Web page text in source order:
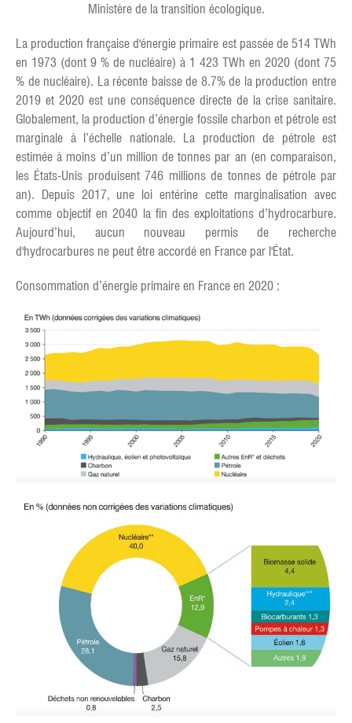
Ministère de la transition écologique.
La production française d'énergie primaire est passée de 514 TWh
en 1973 (dont 9 % de nucléaire) à 1 423 TWh en 2020 (dont 75
% de nucléaire). La récente baisse de 8.7% de la production entre
2019 et 2020 est une conséquence directe de la crise sanitaire.
Globalement, la production d’énergie fossile charbon et pétrole est
marginale à l’échelle nationale. La production de pétrole est
estimée à moins d’un million de tonnes par an (en comparaison,
les États-Unis produisent 746 millions de tonnes de pétrole par
an). Depuis 2017, une loi entérine cette marginalisation avec
comme objectif en 2040 la fin des exploitations d’hydrocarbure.
Aujourd’hui, aucun nouveau permis de recherche
d'hydrocarbures ne peut être accordé en France par l'État.
Consommation d’énergie primaire en France en 2020 :